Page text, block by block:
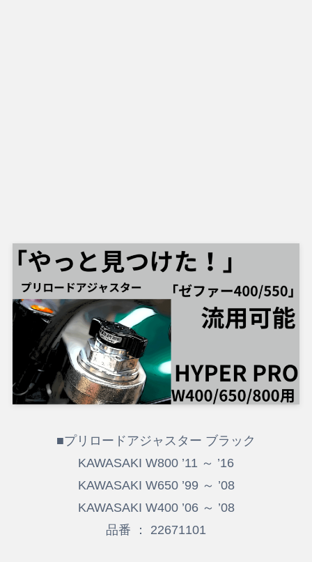
■プリロードアジャスター ブラック
KAWASAKI W800 ’11 ～ ’16
KAWASAKI W650 ’99 ～ ’08
KAWASAKI W400 ’06 ～ ’08
品番 ： 22671101